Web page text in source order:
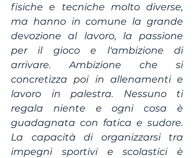
fisiche e tecniche molto diverse,
ma hanno in comune la grande
devozione al lavoro, la passione
per il gioco e l'ambizione di
arrivare. Ambizione che si
concretizza poi in allenamenti e
lavoro in palestra. Nessuno ti
regala niente e ogni cosa è
guadagnata con fatica e sudore.
La capacità di organizzarsi tra
impegni sportivi e scolastici è